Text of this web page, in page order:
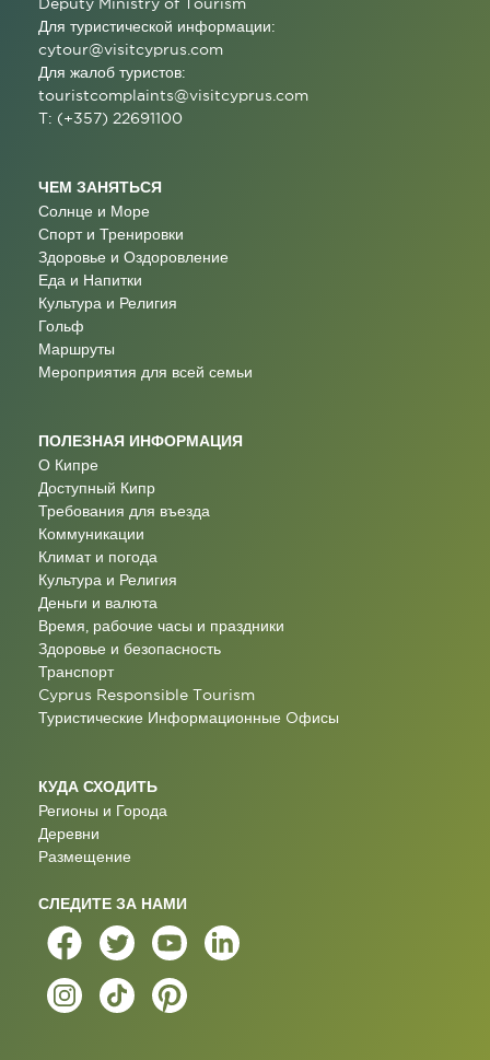
Для туристической информации:
cytour@visitcyprus.com
Для жалоб туристов:
touristcomplaints@visitcyprus.com
T: (+357) 22691100
ЧЕМ ЗАНЯТЬСЯ
Солнце и Море
Спорт и Тренировки
Здоровье и Оздоровление
Еда и Напитки
Культура и Религия
Гольф
Маршруты
Мероприятия для всей семьи
ПОЛЕЗНАЯ ИНФОРМАЦИЯ
О Кипре
Доступный Кипр
Требования для въезда
Коммуникации
Климат и погода
Культура и Религия
Деньги и валюта
Время, рабочие часы и праздники
Здоровье и безопасность
Транспорт
Cyprus Responsible Tourism
Туристические Информационные Oфисы
КУДА СХОДИТЬ
Регионы и Города
Деревни
Размещение
СЛЕДИТЕ ЗА НАМИ